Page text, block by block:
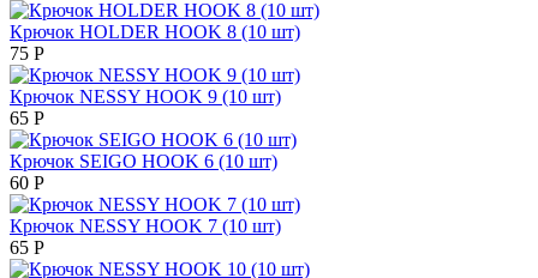
Крючок HOLDER HOOK 8 (10 шт)
75 Р
Крючок NESSY HOOK 9 (10 шт)
65 Р
Крючок SEIGO HOOK 6 (10 шт)
60 Р
Крючок NESSY HOOK 7 (10 шт)
65 Р